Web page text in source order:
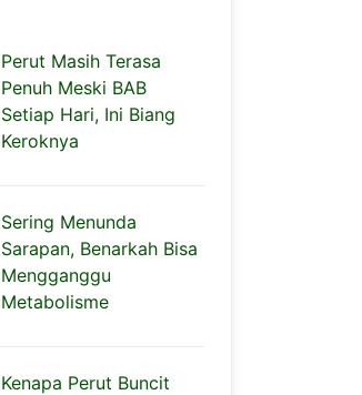
Perut Masih Terasa
Penuh Meski BAB
Setiap Hari, Ini Biang
Keroknya
Sering Menunda
Sarapan, Benarkah Bisa
Mengganggu
Metabolisme
Kenapa Perut Buncit